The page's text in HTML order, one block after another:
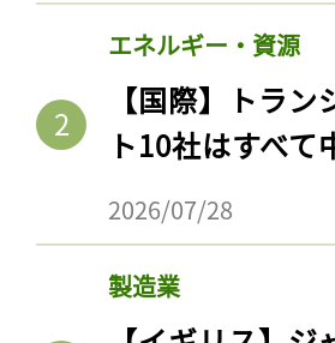
エネルギー・資源
【国際】トラ
ト10社はすべて
2026/07/28
製造業